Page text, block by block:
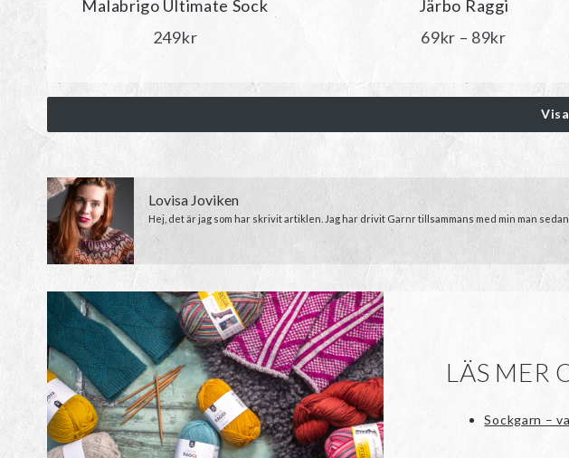
Malabrigo Ultimate Sock
249kr
Järbo Raggi
69kr – 89kr
Lovisa Joviken
Hej, det är jag som har skrivit artiklen. Jag har drivit Garnr tillsammans med min man
LÄS MER
Sockgarn –